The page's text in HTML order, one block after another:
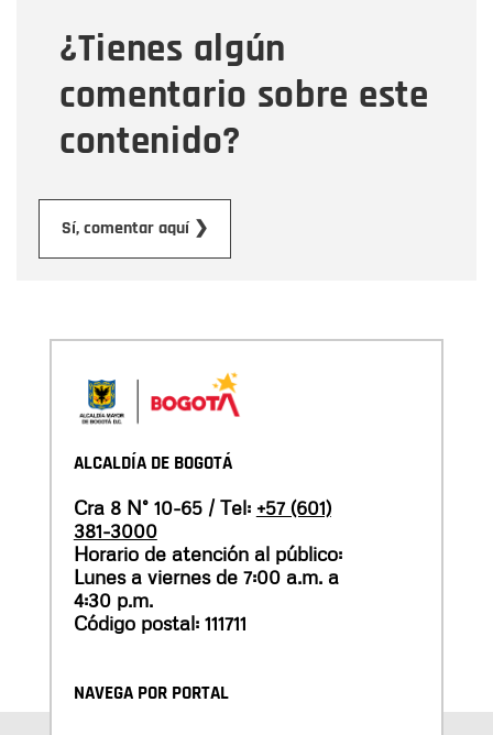
¿Tienes algún
comentario sobre este
contenido?
Sí, comentar aquí ❯
Mensaje
ALCALDÍA DE BOGOTÁ
Cra 8 N° 10-65 / Tel: +57 (601)
381-3000
Horario de atención al público:
Lunes a viernes de 7:00 a.m. a
4:30 p.m.
Código postal: 111711
NAVEGA POR PORTAL